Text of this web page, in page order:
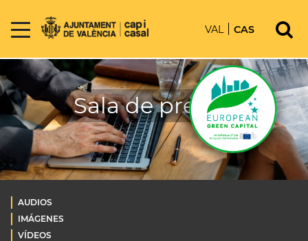
VAL CAS
Sala de prensa
AUDIOS
IMÁGENES
VÍDEOS